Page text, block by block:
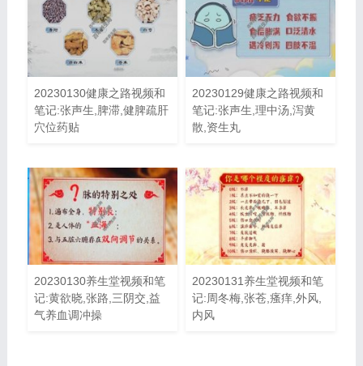
20230130健康之路视频和
笔记:张声生,脾滞,健脾疏肝
穴位药贴
20230129健康之路视频和
笔记:张声生,理中汤,泻黄
散,资生丸
20230130养生堂视频和笔
记:黄欲晓,张路,三阴交,益
气养血调冲操
20230131养生堂视频和笔
记:周冬梅,张苍,瘙痒,外风,
内风